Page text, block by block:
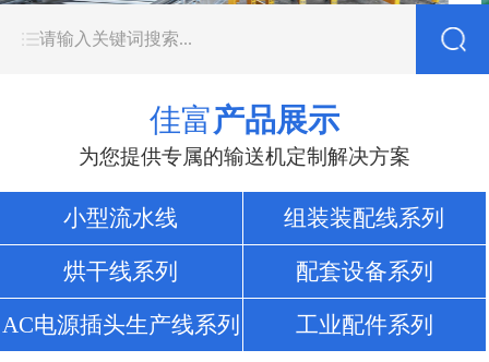
佳富产品展示
为您提供专属的输送机定制解决方案
小型流水线 组装装配线系列
烘干线系列 配套设备系列
AC电源插头生产线系列 工业配件系列